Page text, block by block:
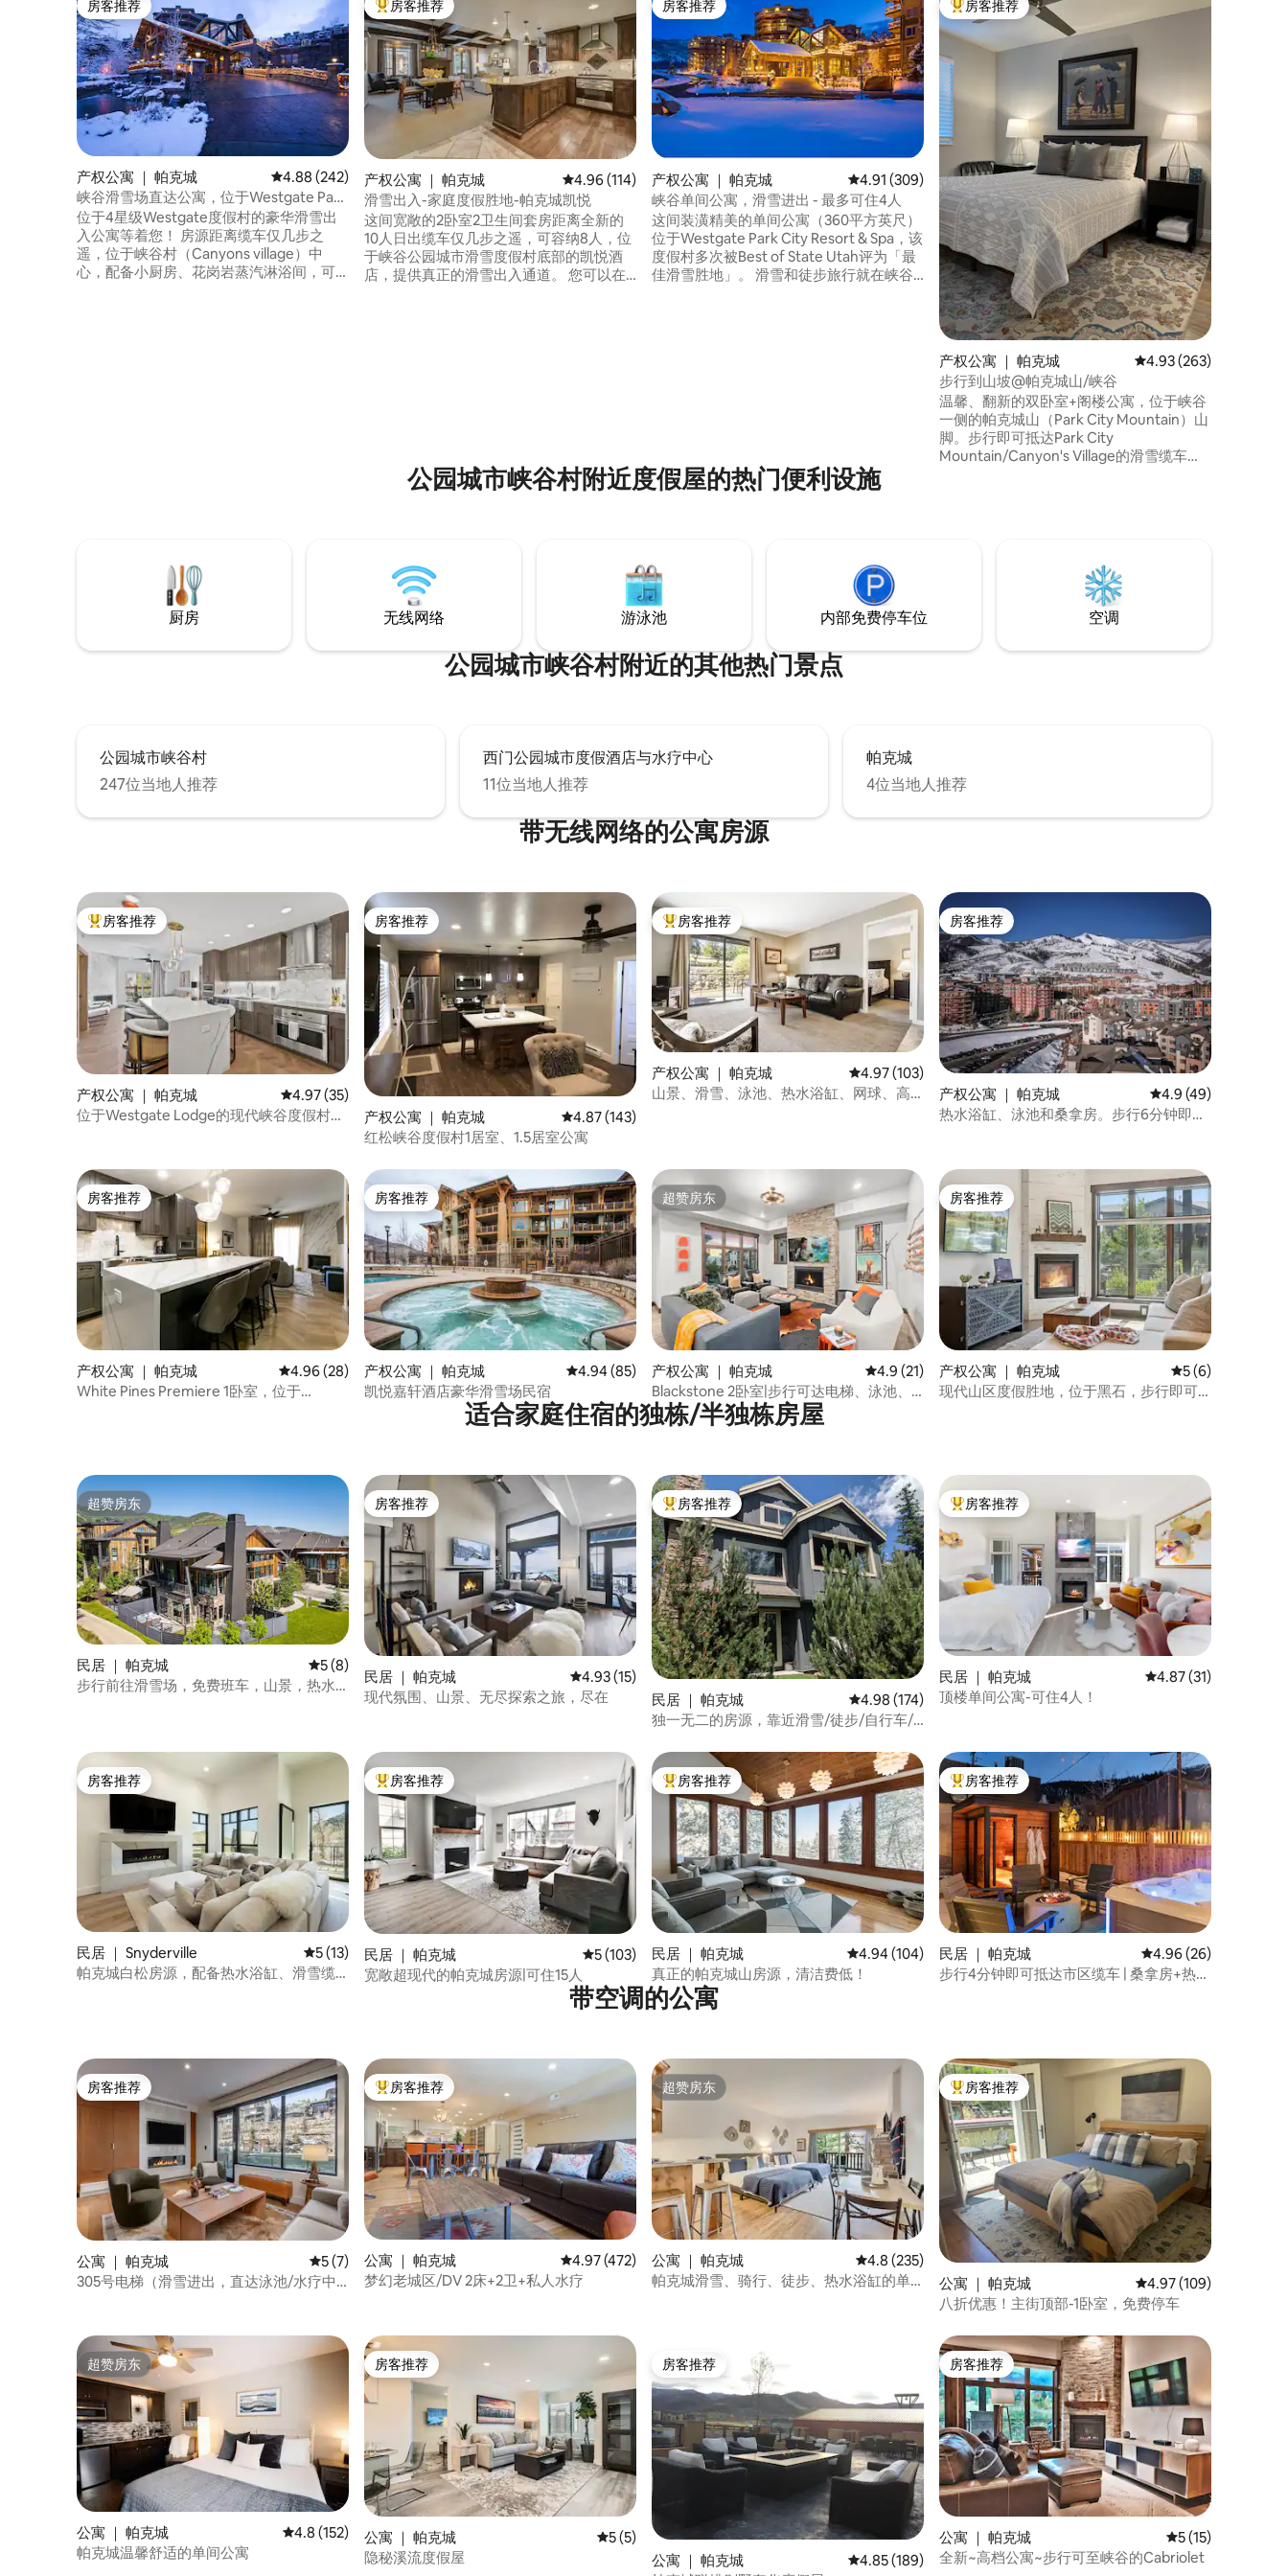
房客推荐
房客推荐
产权公寓 ｜ 帕克城 平均评分 4.88 分（满分 5 分），共 242 条评价
4.88 (242)
峡谷滑雪场直达公寓，位于Westgate Park
City
位于4星级Westgate度假村的豪华滑雪出
入公寓等着您！ 房源距离缆车仅几步之
遥，位于峡谷村（Canyons village）中
心，配备小厨房、花岗岩蒸汽淋浴间，可
热门「房客推荐」
房客推荐
产权公寓 ｜ 帕克城 平均评分 4.96 分（满分 5 分），共 114 条评价
4.96 (114)
滑雪出入-家庭度假胜地-帕克城凯悦
这间宽敞的2卧室2卫生间套房距离全新的
10人日出缆车仅几步之遥，可容纳8人，位
于峡谷公园城市滑雪度假村底部的凯悦酒
店，提供真正的滑雪出入通道。 您可以在2
房客推荐
房客推荐
产权公寓 ｜ 帕克城 平均评分 4.91 分（满分 5 分），共 309 条评价
4.91 (309)
峡谷单间公寓，滑雪进出 - 最多可住4人
这间装潢精美的单间公寓（360平方英尺）
位于Westgate Park City Resort & Spa，该
度假村多次被Best of State Utah评为「最
佳滑雪胜地」。 滑雪和徒步旅行就在峡谷
热门「房客推荐」
房客推荐
产权公寓 ｜ 帕克城 平均评分 4.93 分（满
4.93 (263)
步行到山坡@帕克城山/峡谷
温馨、翻新的双卧室+阁楼公寓，位于峡谷
一侧的帕克城山（Park City Mountain）山
脚。步行即可抵达Park City
Mountain/Canyon's Village的滑雪缆车、
坐峡谷穿梭巴士，从我的前门直达缆车
公园城市峡谷村附近度假屋的热门便利设施
厨房 无线网络 游泳池 内部免费停车位 空调
公园城市峡谷村附近的其他热门景点
公园城市峡谷村
247位当地人推荐
西门公园城市度假酒店与水疗中心
11位当地人推荐
帕克城
4位当地人推荐
带无线网络的公寓房源
热门「房客推荐」
房客推荐
产权公寓 ｜ 帕克城 平均评分 4.97 分（满分 5 分），共 35 条评价
4.97 (35)
位于Westgate Lodge的现代峡谷度假村公
房客推荐
房客推荐
产权公寓 ｜ 帕克城 平均评分 4.87 分（满分 5 分），共 143 条评价
4.87 (143)
红松峡谷度假村1居室、1.5居室公寓
热门「房客推荐」
房客推荐
产权公寓 ｜ 帕克城 平均评分 4.97 分（满分 5 分），共 103 条评价
4.97 (103)
山景、滑雪、泳池、热水浴缸、网球、高
房客推荐
房客推荐
产权公寓 ｜ 帕克城 平均评分 4.9 分（满
4.9 (49)
热水浴缸、泳池和桑拿房。步行6分钟即可
房客推荐
房客推荐
产权公寓 ｜ 帕克城 平均评分 4.96 分（满分 5 分），共 28 条评价
4.96 (28)
White Pines Premiere 1卧室，位于
房客推荐
房客推荐
产权公寓 ｜ 帕克城 平均评分 4.94 分（满分 5 分），共 85 条评价
4.94 (85)
凯悦嘉轩酒店豪华滑雪场民宿
超赞房东
超赞房东
产权公寓 ｜ 帕克城 平均评分 4.9 分（满分 5 分），共 21 条评价
4.9 (21)
Blackstone 2卧室|步行可达电梯、泳池、
热水浴缸
房客推荐
房客推荐
产权公寓 ｜ 帕克城 平均评分 5 分（
5 (6)
现代山区度假胜地，位于黑石，步行即可
适合家庭住宿的独栋/半独栋房屋
超赞房东
超赞房东
民居 ｜ 帕克城 平均评分 5 分（满分 5 分），共 8 条评价
5 (8)
步行前往滑雪场，免费班车，山景，热水
房客推荐
房客推荐
民居 ｜ 帕克城 平均评分 4.93 分（满分 5 分），共 15 条评价
4.93 (15)
现代氛围、山景、无尽探索之旅，尽在
热门「房客推荐」
房客推荐
民居 ｜ 帕克城 平均评分 4.98 分（满分 5 分），共 174 条评价
4.98 (174)
独一无二的房源，靠近滑雪/徒步/自行车/
热门「房客推荐」
房客推荐
民居 ｜ 帕克城 平均评分 4.87 分（满
4.87 (31)
顶楼单间公寓-可住4人！
房客推荐
房客推荐
民居 ｜ Snyderville 平均评分 5 分（满分 5 分），共 13 条评价
5 (13)
帕克城白松房源，配备热水浴缸、滑雪缆
热门「房客推荐」
房客推荐
民居 ｜ 帕克城 平均评分 5 分（满分 5 分），共 103 条评价
5 (103)
宽敞超现代的帕克城房源|可住15人
热门「房客推荐」
房客推荐
民居 ｜ 帕克城 平均评分 4.94 分（满分 5 分），共 104 条评价
4.94 (104)
真正的帕克城山房源，清洁费低！
热门「房客推荐」
房客推荐
民居 ｜ 帕克城 平均评分 4.96 分（满
4.96 (26)
步行4分钟即可抵达市区缆车 | 桑拿房+热水
带空调的公寓
房客推荐
房客推荐
公寓 ｜ 帕克城 平均评分 5 分（满分 5 分），共 7 条评价
5 (7)
305号电梯（滑雪进出，直达泳池/水疗中
热门「房客推荐」
房客推荐
公寓 ｜ 帕克城 平均评分 4.97 分（满分 5 分），共 472 条评价
4.97 (472)
梦幻老城区/DV 2床+2卫+私人水疗
超赞房东
超赞房东
公寓 ｜ 帕克城 平均评分 4.8 分（满分 5 分），共 235 条评价
4.8 (235)
帕克城滑雪、骑行、徒步、热水浴缸的单
热门「房客推荐」
房客推荐
公寓 ｜ 帕克城 平均评分 4.97 分（满
4.97 (109)
八折优惠！主街顶部-1卧室，免费停车
超赞房东
超赞房东
公寓 ｜ 帕克城 平均评分 4.8 分（满分 5 分），共 152 条评价
4.8 (152)
帕克城温馨舒适的单间公寓
房客推荐
房客推荐
公寓 ｜ 帕克城 平均评分 5 分（满分 5 分），共 5 条评价
5 (5)
隐秘溪流度假屋
房客推荐
房客推荐
公寓 ｜ 帕克城 平均评分 4.85 分（满分 5 分），共 189 条评价
4.85 (189)
房客推荐
房客推荐
公寓 ｜ 帕克城 平均评分 5 分（满
5 (15)
全新~高档公寓~步行可至峡谷的Cabriolet